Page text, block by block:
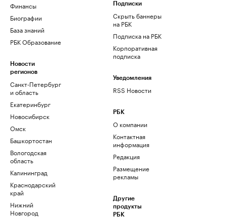
Финансы
Биографии
База знаний
РБК Образование
Новости
регионов
Санкт-Петербург
и область
Екатеринбург
Новосибирск
Омск
Башкортостан
Вологодская
область
Калининград
Краснодарский
край
Нижний
Новгород
Подписки
Скрыть баннеры
на РБК
Подписка на РБК
Корпоративная
подписка
Уведомления
RSS Новости
РБК
О компании
Контактная
информация
Редакция
Размещение
рекламы
Другие
продукты
РБК